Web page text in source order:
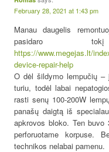
February 28, 2021 at 1:43 pm
Manau daugelis
pasidaro
https://www.megejas.lt/
device-repair-help
O dėl šildymo lempučių
turiu, todėl labai
rasti senų 100-200W
panašų daigtą iš
apkrovos bloko. Ten
perforuotame korpuse.
technikos nelabai pamenu.